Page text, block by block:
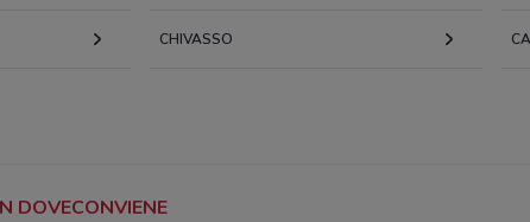
CHIVASSO
DOVECONVIENE